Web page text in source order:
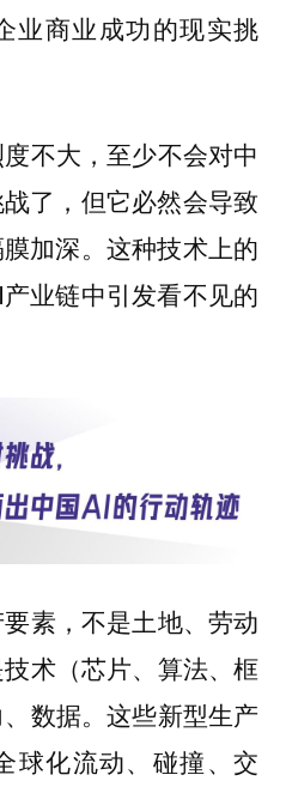
业商业成功的现实挑
不大，至少不会对中
了，但它必然会导致
加深。这种技术上的
业链中引发看不见的
素，不是土地、劳动
术（芯片、算法、框
数据。这些新型生产
球化流动、碰撞、交